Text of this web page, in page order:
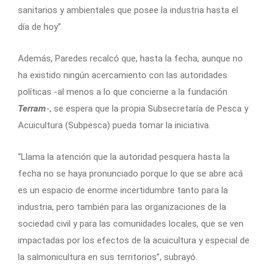
sanitarios y ambientales que posee la industria hasta el
día de hoy”.
Además, Paredes recalcó que, hasta la fecha, aunque no
ha existido ningún acercamiento con las autoridades
políticas -al menos a lo que concierne a la fundación
Terram-, se espera que la propia Subsecretaría de Pesca y
Acuicultura (Subpesca) pueda tomar la iniciativa.
“Llama la atención que la autoridad pesquera hasta la
fecha no se haya pronunciado porque lo que se abre acá
es un espacio de enorme incertidumbre tanto para la
industria, pero también para las organizaciones de la
sociedad civil y para las comunidades locales, que se ven
impactadas por los efectos de la acuicultura y especial de
la salmonicultura en sus territorios”, subrayó.